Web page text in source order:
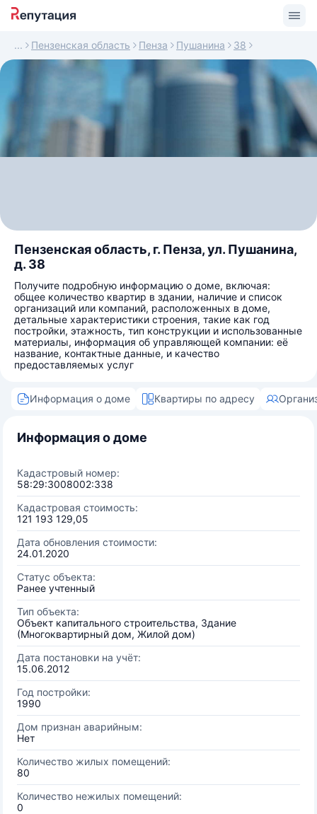
Пензенская область Пенза Пушанина 38
Пензенская область, г. Пенза, ул. Пушанина,
д. 38
Получите подробную информацию о доме, включая:
общее количество квартир в здании, наличие и список
организаций или компаний, расположенных в доме,
детальные характеристики строения, такие как год
постройки, этажность, тип конструкции и использованные
материалы, информация об управляющей компании: её
название, контактные данные, и качество
предоставляемых услуг
Информация о доме Квартиры по адресу
Информация о доме
Кадастровый номер:
58:29:3008002:338
Кадастровая стоимость:
121 193 129,05
Дата обновления стоимости:
24.01.2020
Статус объекта:
Ранее учтенный
Тип объекта:
Объект капитального строительства, Здание
(Многоквартирный дом, Жилой дом)
Дата постановки на учёт:
15.06.2012
Год постройки:
1990
Дом признан аварийным:
Нет
Количество жилых помещений:
80
Количество нежилых помещений:
0